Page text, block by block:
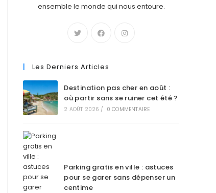
ensemble le monde qui nous entoure.
Les Derniers Articles
Destination pas cher en août :
où partir sans se ruiner cet été ?
2 AOÛT 2026 / 0 COMMENTAIRE
Parking gratis en ville : astuces
pour se garer sans dépenser un
centime